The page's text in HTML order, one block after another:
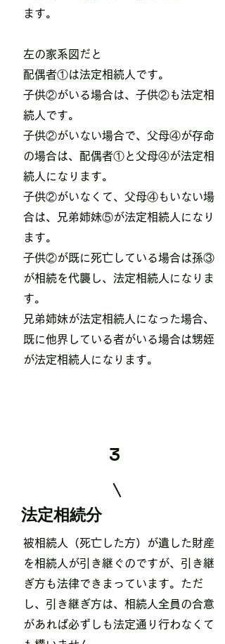
ます。
​左の家系図だと
配偶者①は法定相続人です。
子供②がいる場合は、子供②も法定相
続人です。
子供②がいない場合で、父母④が存命
の場合は、配偶者①と父母④が法定相
続人になります。
​子供②がいなくて、父母④もいない場
合は、兄弟姉妹⑤が法定相続人になり
ます。
​子供②が既に死亡している場合は孫③
が相続を代襲し、法定相続人になりま
す。
​兄弟姉妹が法定相続人になった場合、
既に他界している者がいる場合は甥姪
が法定相続人になります。
3
​法定相続分
​被相続人（死亡した方）が遺した財産
を相続人が引き継ぐのですが、引き継
ぎ方も法律できまっています。ただ
し、引き継ぎ方は、相続人全員の合意
があれば必ずしも法定通り行わなくて